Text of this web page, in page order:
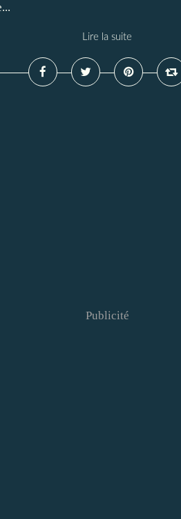
Lire la suite
Publicité